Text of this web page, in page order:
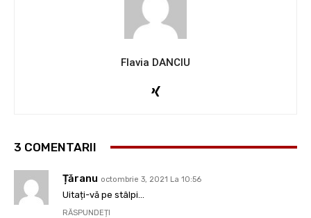
Flavia DANCIU
3 COMENTARII
Țăranu octombrie 3, 2021 La 10:56
Uitați-vă pe stâlpi…
RĂSPUNDEȚI